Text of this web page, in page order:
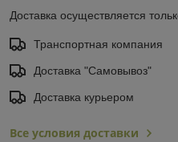
Доставка осуществляется
Транспортная компания
Доставка "Самовывоз"
Доставка курьером
Все условия доставки